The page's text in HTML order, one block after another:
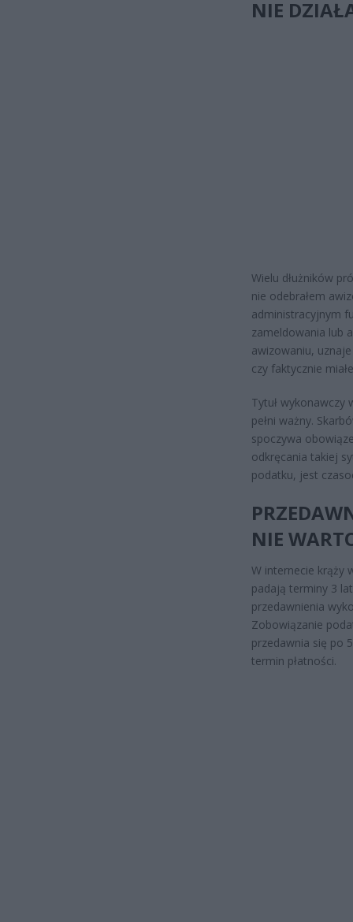
NIE
Wielu dłużników
nie odebrałem
administracyjnym
zameldowania lub
awizowaniu,
czy faktycznie
Tytuł wykonawczy
pełni ważny.
spoczywa
odkręcania takiej
podatku, jest
NIE
W internecie krąży
padają terminy 3
przedawnienia
Zobowiązanie
przedawnia się po
termin płatności.